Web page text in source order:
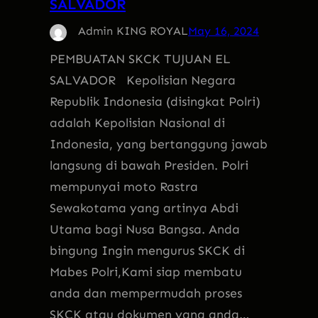
SALVADOR
Admin KING ROYALMay 16, 2024
PEMBUATAN SKCK TUJUAN EL
SALVADOR Kepolisian Negara
Republik Indonesia (disingkat Polri)
adalah Kepolisian Nasional di
Indonesia, yang bertanggung jawab
langsung di bawah Presiden. Polri
mempunyai moto Rastra
Sewakotama yang artinya Abdi
Utama bagi Nusa Bangsa. Anda
bingung Ingin mengurus SKCK di
Mabes Polri,Kami siap membatu
anda dan mempermudah proses
SKCK atau dokumen yang anda…